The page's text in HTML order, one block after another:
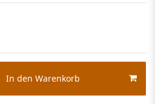
In den Warenkorb